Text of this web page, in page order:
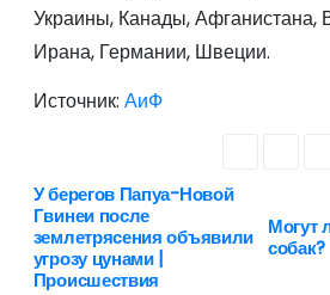
Украины, Канады, Афганистана,
Ирана, Германии, Швеции.
Источник: АиФ
Н
а
Могут
собак?
У берегов Папуа-Новой
Гвинеи после
землетрясения объявили
угрозу цунами |
Происшествия